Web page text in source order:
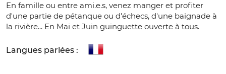
En famille ou entre ami.e.s, venez manger et profiter
d'une partie de pétanque ou d'échecs, d'une baignade à
la rivière... En Mai et Juin guinguette ouverte à tous.
Langues parlées :